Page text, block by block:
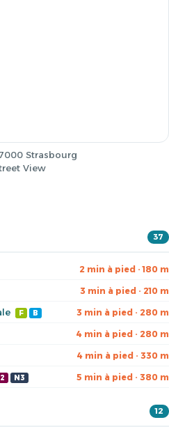
Strasbourg
View
37
2 min à pied · 180 m
3 min à pied · 210 m
F B 3 min à pied · 280 m
4 min à pied · 280 m
4 min à pied · 330 m
N3 5 min à pied · 380 m
12